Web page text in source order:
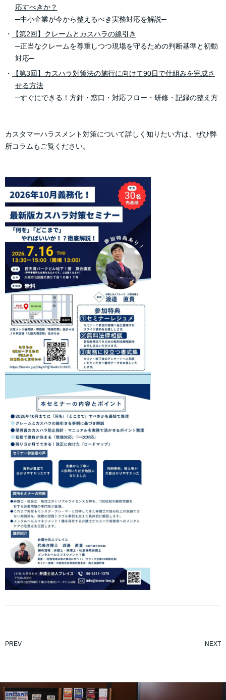
応すべきか？
─中小企業が今から整えるべき実務対応を解説─
・
【第2回】クレームとカスハラの線引き
─正当なクレームを尊重しつつ現場を守るための判断基準と初動
対応─
・
【第3回】カスハラ対策法の施行に向けて90日で仕組みを完成さ
せる方法
─すぐにできる！方針・窓口・対応フロー・研修・記録の整え方
─
カスタマーハラスメント対策について詳しく知りたい方は、ぜひ弊
所コラムもご覧ください。
PREV NEXT